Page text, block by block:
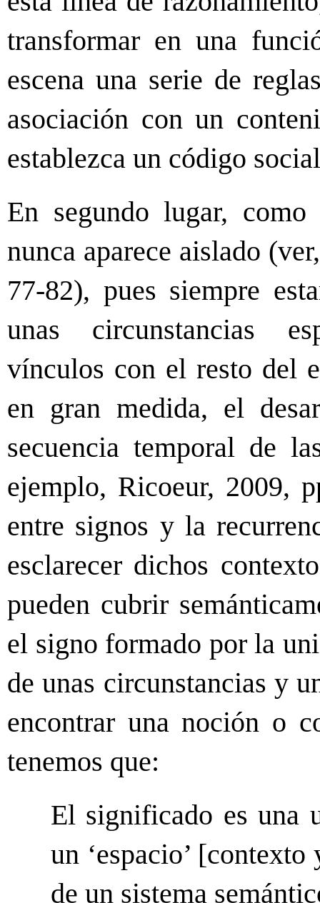
transformar en una
escena una serie de
asociación con un
establezca un código
En segundo lugar,
nunca aparece aislado
77-82), pues siempre
unas circunstancias
vínculos con el resto del
en gran medida, el
secuencia temporal de
ejemplo, Ricoeur, 2009,
entre signos y la
esclarecer dichos
pueden cubrir
el signo formado por la
de unas circunstancias y
encontrar una noción o
tenemos que:
El significado es una
un ‘espacio’
de un sistema